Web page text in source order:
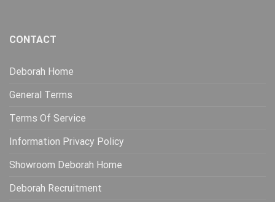
CONTACT
Deborah Home
General Terms
Terms Of Service
Information Privacy Policy
Showroom Deborah Home
Deborah Recruitment